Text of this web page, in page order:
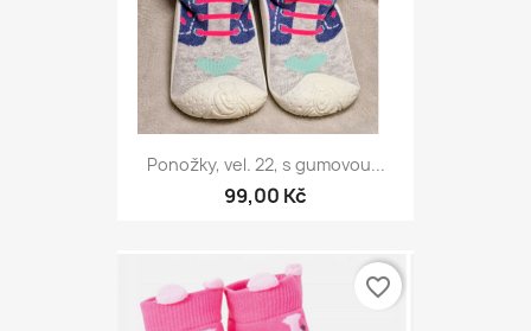
Ponožky, vel. 22, s gumovou...
99,00 Kč
favorite_border